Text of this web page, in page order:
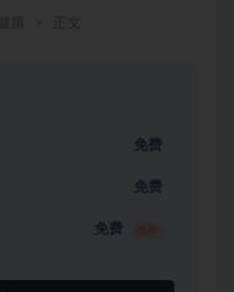
免费
免费
免费